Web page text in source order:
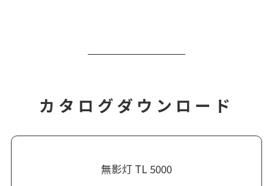
カタログダウンロード
無影灯 TL 5000